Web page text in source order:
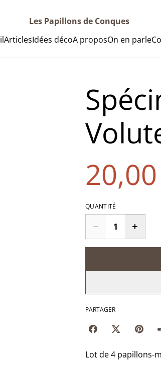
Les Papillons de Conques
ArticlesIdées décoA proposOn en parle
QUANTITÉ
PARTAGER
Lot de 4 papillons-